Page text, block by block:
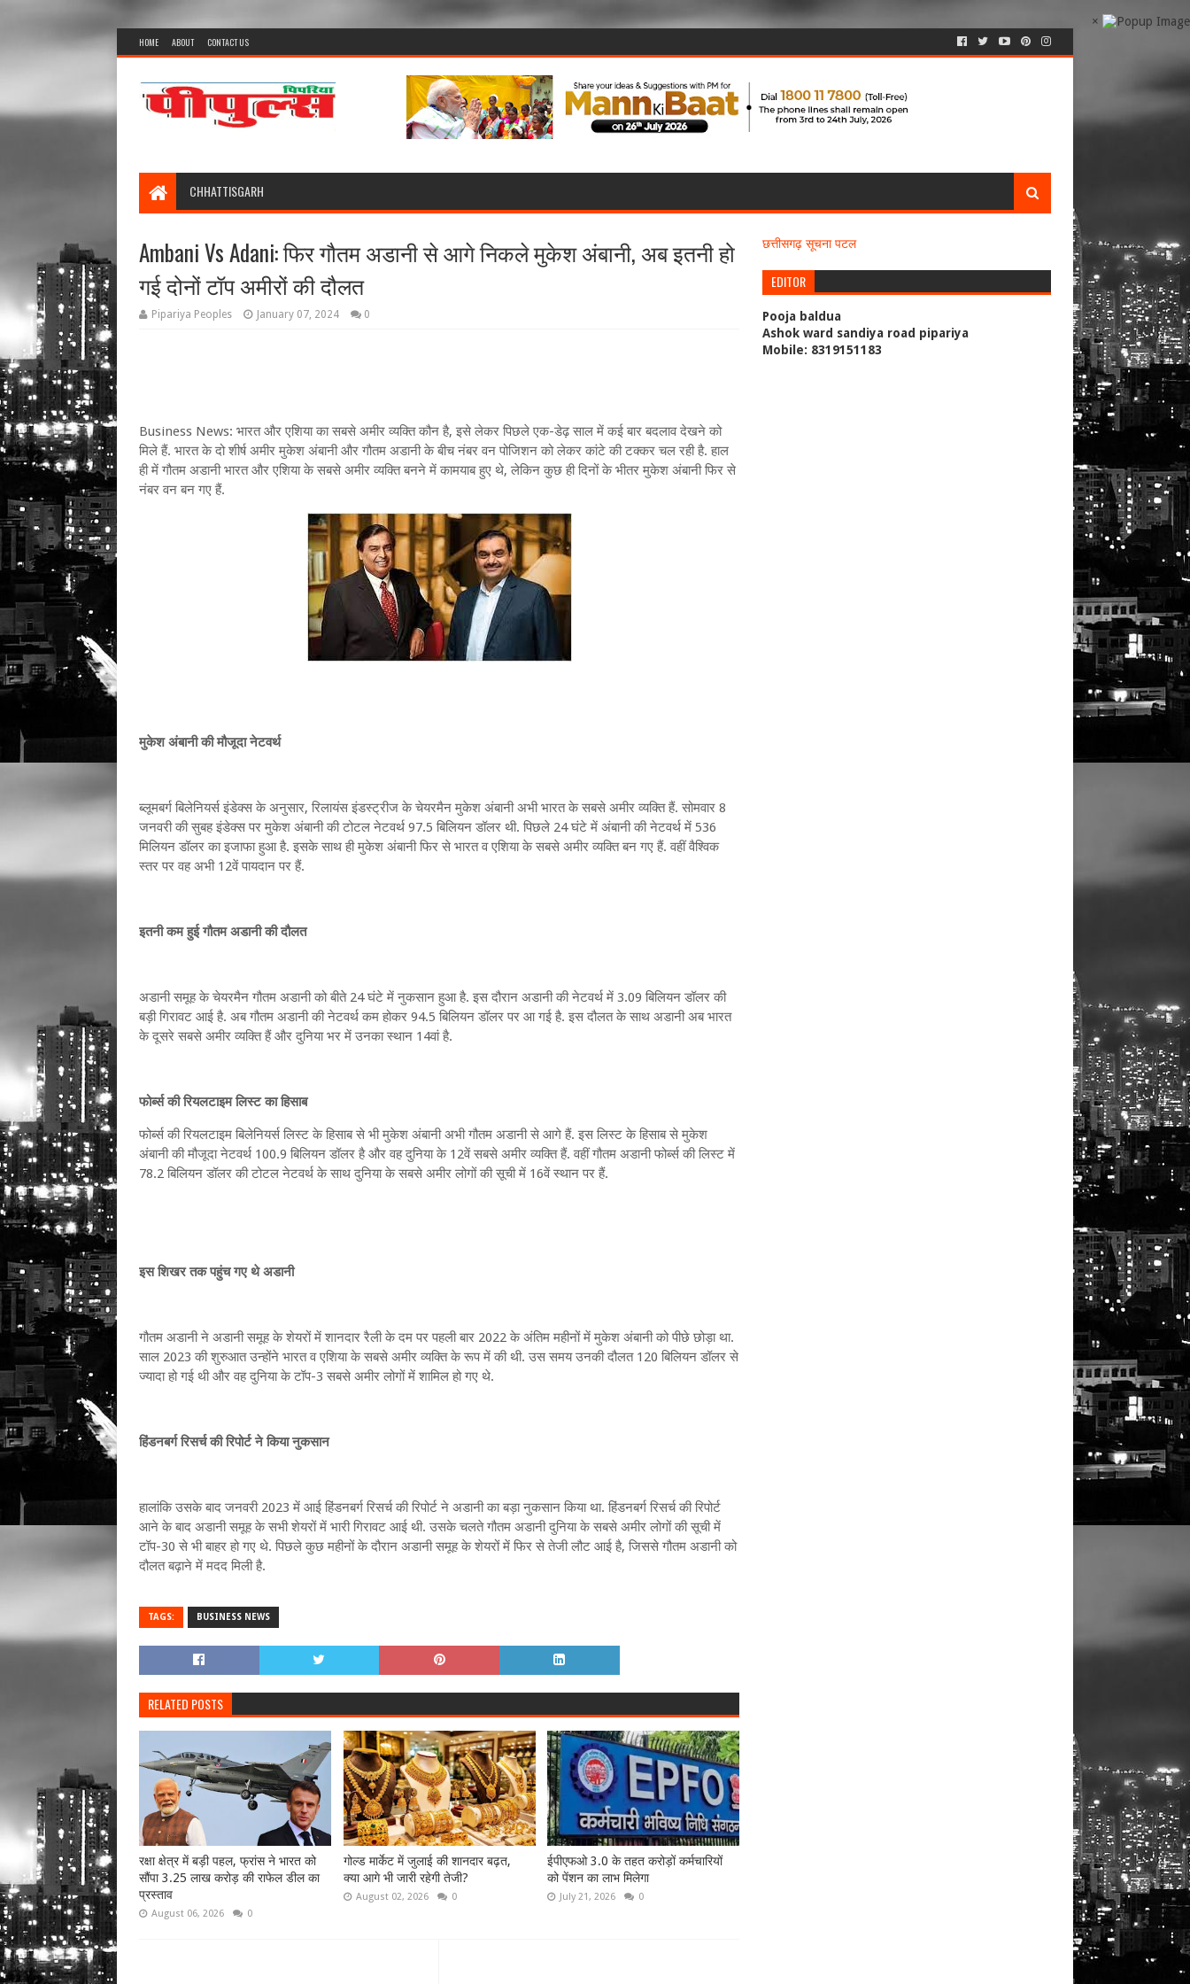
×
HOME ABOUT CONTACT US
CHHATTISGARH
Ambani Vs Adani: फिर गौतम अडानी से आगे निकले मुकेश अंबानी, अब इतनी हो
गई दोनों टॉप अमीरों की दौलत
Pipariya Peoples January 07, 2024 0
Business News: भारत और एशिया का सबसे अमीर व्यक्ति कौन है, इसे लेकर पिछले एक-डेढ़ साल में कई बार बदलाव देखने को
मिले हैं. भारत के दो शीर्ष अमीर मुकेश अंबानी और गौतम अडानी के बीच नंबर वन पोजिशन को लेकर कांटे की टक्कर चल रही है. हाल
ही में गौतम अडानी भारत और एशिया के सबसे अमीर व्यक्ति बनने में कामयाब हुए थे, लेकिन कुछ ही दिनों के भीतर मुकेश अंबानी फिर से
नंबर वन बन गए हैं.
मुकेश अंबानी की मौजूदा नेटवर्थ
ब्लूमबर्ग बिलेनियर्स इंडेक्स के अनुसार, रिलायंस इंडस्ट्रीज के चेयरमैन मुकेश अंबानी अभी भारत के सबसे अमीर व्यक्ति हैं. सोमवार 8
जनवरी की सुबह इंडेक्स पर मुकेश अंबानी की टोटल नेटवर्थ 97.5 बिलियन डॉलर थी. पिछले 24 घंटे में अंबानी की नेटवर्थ में 536
मिलियन डॉलर का इजाफा हुआ है. इसके साथ ही मुकेश अंबानी फिर से भारत व एशिया के सबसे अमीर व्यक्ति बन गए हैं. वहीं वैश्विक
स्तर पर वह अभी 12वें पायदान पर हैं.
इतनी कम हुई गौतम अडानी की दौलत
अडानी समूह के चेयरमैन गौतम अडानी को बीते 24 घंटे में नुकसान हुआ है. इस दौरान अडानी की नेटवर्थ में 3.09 बिलियन डॉलर की
बड़ी गिरावट आई है. अब गौतम अडानी की नेटवर्थ कम होकर 94.5 बिलियन डॉलर पर आ गई है. इस दौलत के साथ अडानी अब भारत
के दूसरे सबसे अमीर व्यक्ति हैं और दुनिया भर में उनका स्थान 14वां है.
फोर्ब्स की रियलटाइम लिस्ट का हिसाब
फोर्ब्स की रियलटाइम बिलेनियर्स लिस्ट के हिसाब से भी मुकेश अंबानी अभी गौतम अडानी से आगे हैं. इस लिस्ट के हिसाब से मुकेश
अंबानी की मौजूदा नेटवर्थ 100.9 बिलियन डॉलर है और वह दुनिया के 12वें सबसे अमीर व्यक्ति हैं. वहीं गौतम अडानी फोर्ब्स की लिस्ट में
78.2 बिलियन डॉलर की टोटल नेटवर्थ के साथ दुनिया के सबसे अमीर लोगों की सूची में 16वें स्थान पर हैं.
इस शिखर तक पहुंच गए थे अडानी
गौतम अडानी ने अडानी समूह के शेयरों में शानदार रैली के दम पर पहली बार 2022 के अंतिम महीनों में मुकेश अंबानी को पीछे छोड़ा था.
साल 2023 की शुरुआत उन्होंने भारत व एशिया के सबसे अमीर व्यक्ति के रूप में की थी. उस समय उनकी दौलत 120 बिलियन डॉलर से
ज्यादा हो गई थी और वह दुनिया के टॉप-3 सबसे अमीर लोगों में शामिल हो गए थे.
हिंडनबर्ग रिसर्च की रिपोर्ट ने किया नुकसान
हालांकि उसके बाद जनवरी 2023 में आई हिंडनबर्ग रिसर्च की रिपोर्ट ने अडानी का बड़ा नुकसान किया था. हिंडनबर्ग रिसर्च की रिपोर्ट
आने के बाद अडानी समूह के सभी शेयरों में भारी गिरावट आई थी. उसके चलते गौतम अडानी दुनिया के सबसे अमीर लोगों की सूची में
टॉप-30 से भी बाहर हो गए थे. पिछले कुछ महीनों के दौरान अडानी समूह के शेयरों में फिर से तेजी लौट आई है, जिससे गौतम अडानी को
दौलत बढ़ाने में मदद मिली है.
TAGS: BUSINESS NEWS
RELATED POSTS
रक्षा क्षेत्र में बड़ी पहल, फ्रांस ने भारत को
सौंपा 3.25 लाख करोड़ की राफेल डील का
प्रस्ताव
August 06, 2026 0
गोल्ड मार्केट में जुलाई की शानदार बढ़त,
क्या आगे भी जारी रहेगी तेजी?
August 02, 2026 0
ईपीएफओ 3.0 के तहत करोड़ों कर्मचारियों
को पेंशन का लाभ मिलेगा
July 21, 2026 0
छत्तीसगढ़ सूचना पटल
EDITOR
Pooja baldua
Ashok ward sandiya road pipariya
Mobile: 8319151183